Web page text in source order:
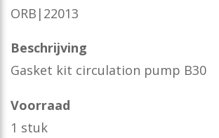
ORB|22013
Beschrijving
Gasket kit circulation pump B30
Voorraad
1 stuk